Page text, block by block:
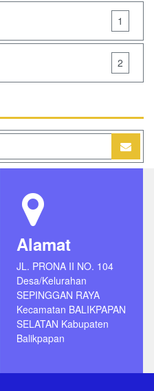
1
2
Alamat
JL. PRONA II NO. 104
Desa/Kelurahan
SEPINGGAN RAYA
Kecamatan BALIKPAPAN
SELATAN Kabupaten
Balikpapan